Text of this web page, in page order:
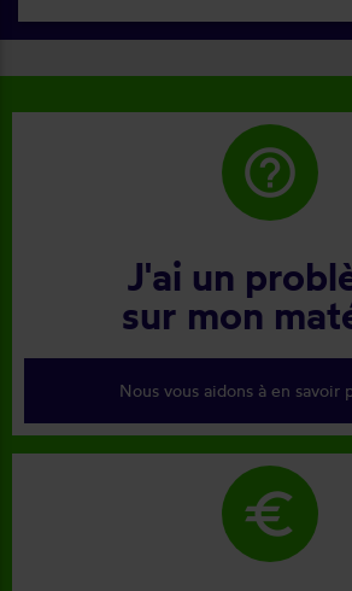
help_outline
J'ai un
sur mon
Nous vous aidons à en savoir
euro